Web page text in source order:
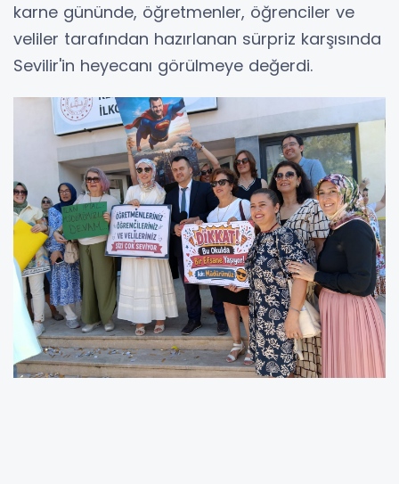
karne gününde, öğretmenler, öğrenciler ve
veliler tarafından hazırlanan sürpriz karşısında
Sevilir'in heyecanı görülmeye değerdi.